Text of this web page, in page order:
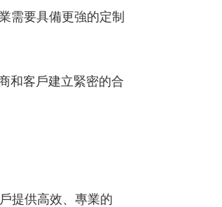
需要具備更強的定制
和客戶建立緊密的合
提供高效、專業的